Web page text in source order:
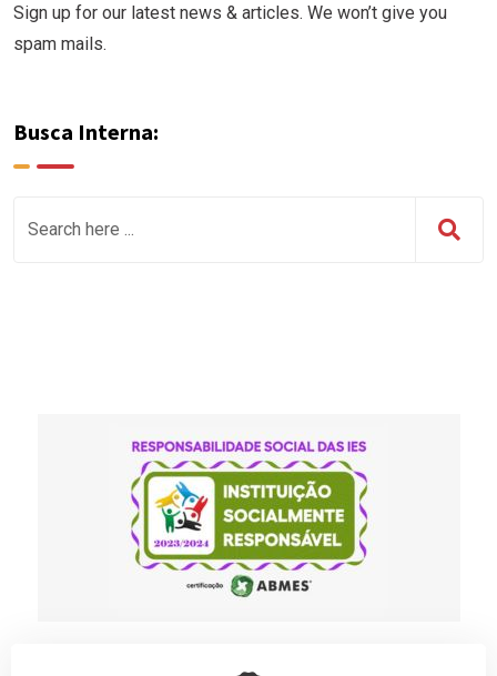
Sign up for our latest news & articles. We won’t give you
spam mails.
Busca Interna: